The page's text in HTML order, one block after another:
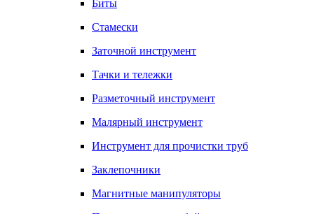
Биты
Стамески
Заточной инструмент
Тачки и тележки
Разметочный инструмент
Малярный инструмент
Инструмент для прочистки труб
Заклепочники
Магнитные манипуляторы